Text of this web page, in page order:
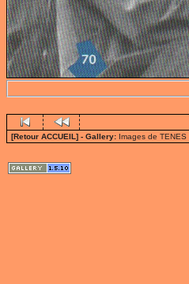
[Retour ACCUEIL] - Gallery: Images de TENES